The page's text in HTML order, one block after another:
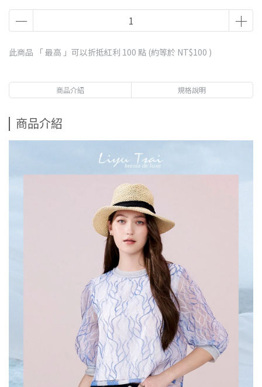
此商品 「 最高 」可以折抵紅利 100 點 (約等於 NT$100 )
商品介紹 規格說明
商品介紹